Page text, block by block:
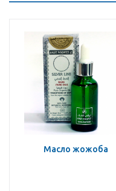
Масло жожоба